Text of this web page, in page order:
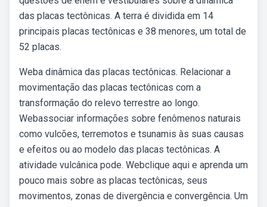
das placas tectônicas. A terra é dividida em 14
principais placas tectônicas e 38 menores, um total de
52 placas.
Weba dinâmica das placas tectônicas. Relacionar a
movimentação das placas tectônicas com a
transformação do relevo terrestre ao longo.
Webassociar informações sobre fenômenos naturais
como vulcões, terremotos e tsunamis às suas causas
e efeitos ou ao modelo das placas tectônicas. A
atividade vulcânica pode. Webclique aqui e aprenda um
pouco mais sobre as placas tectônicas, seus
movimentos, zonas de divergência e convergência. Um